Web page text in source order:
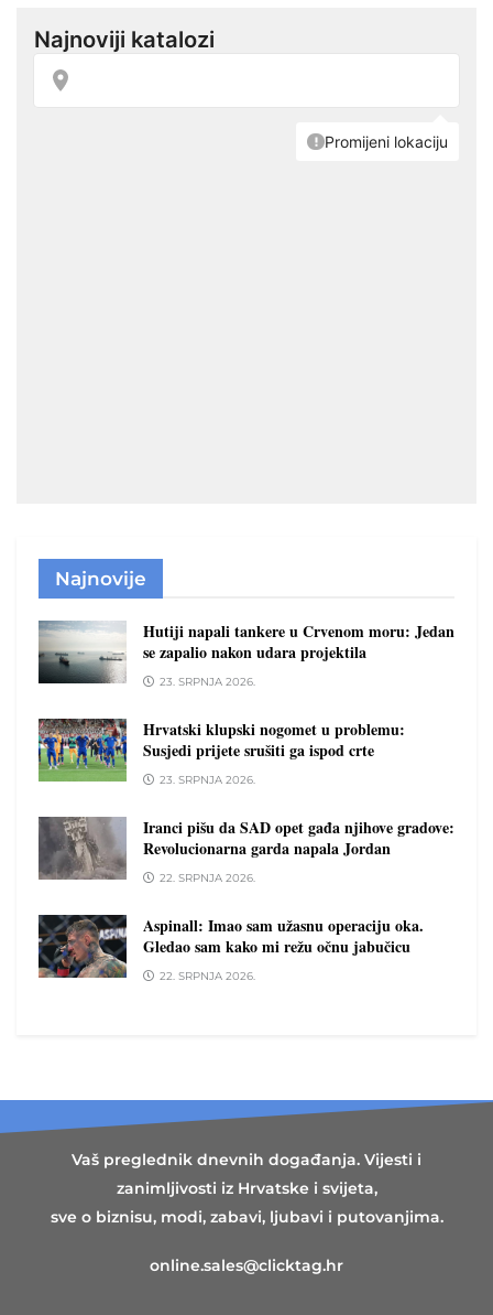
Najnovije
Hutiji napali tankere u Crvenom moru: Jedan
se zapalio nakon udara projektila
23. SRPNJA 2026.
Hrvatski klupski nogomet u problemu:
Susjedi prijete srušiti ga ispod crte
23. SRPNJA 2026.
Iranci pišu da SAD opet gađa njihove gradove:
Revolucionarna garda napala Jordan
22. SRPNJA 2026.
Aspinall: Imao sam užasnu operaciju oka.
Gledao sam kako mi režu očnu jabučicu
22. SRPNJA 2026.
Vaš preglednik dnevnih događanja. Vijesti i
zanimljivosti iz Hrvatske i svijeta,
sve o biznisu, modi, zabavi, ljubavi i putovanjima.
online.sales@clicktag.hr